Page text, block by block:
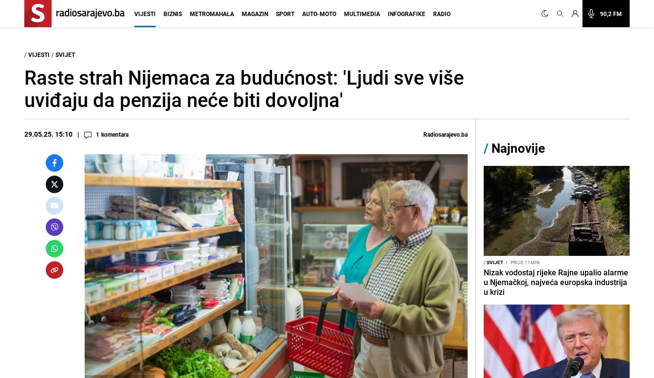
90,2 FM
VIJESTI BIZNIS METROMAHALA MAGAZIN SPORT AUTO-MOTO MULTIMEDIA INFOGRAFIKE RADIO
/ VIJESTI / SVIJET
Raste strah Nijemaca za budućnost: 'Ljudi sve više
uviđaju da penzija neće biti dovoljna'
29.05.25. 15:10 1 komentara Radiosarajevo.ba
/ Najnovije
/SVIJET I PRIJE 11MIN
Nizak vodostaj rijeke Rajne upalio alarme
u Njemačkoj, najveća europska industrija
u krizi